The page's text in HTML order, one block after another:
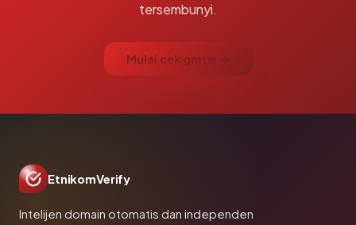
tersembunyi.
Mulai cek gratis →
EtnikomVerify
Intelijen domain otomatis dan independen